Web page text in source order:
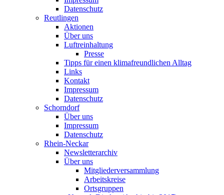
Datenschutz
Reutlingen
Aktionen
Über uns
Luftreinhaltung
Presse
Tipps für einen klimafreundlichen Alltag
Links
Kontakt
Impressum
Datenschutz
Schorndorf
Über uns
Impressum
Datenschutz
Rhein-Neckar
Newsletterarchiv
Über uns
Mitgliederversammlung
Arbeitskreise
Ortsgruppen